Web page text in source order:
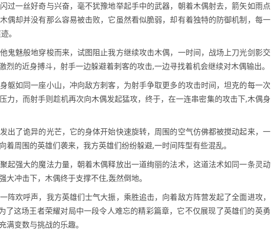
过一丝好奇与兴奋，毫不犹豫地举起手中的武器，朝着木偶射去，箭矢如雨点
偶却并没有那么容易被击败，它虽然看似脆弱，却有着独特的防御机制，每一
。
鬼魅般地穿梭而来，试图阻止我方继续攻击木偶，一时间，战场上刀光剑影交
烈的近身搏斗，射手一边躲避着刺客的攻击,一边寻找着机会继续对木偶输出。
躯如同一座小山，冲向敌方刺客，为射手争取更多的攻击时间，坦克的每一次
力，而射手则趁机再次向木偶发起猛攻，终于，在一连串密集的攻击下,木偶身
出了诡异的光芒，它的身体开始快速旋转，周围的空气仿佛都被搅动起来，一
着周围的英雄们袭来，我方英雄们纷纷躲避,一时间阵型有些混乱。
起强大的魔法力量，朝着木偶释放出一道绚丽的法术，这道法术如同一条灵动
冲击下，木偶终于支撑不住,轰然倒地。
阵欢呼声，我方英雄们士气大振，乘胜追击，向着敌方阵营发起了全面进攻，
了这场王者荣耀对局中一段令人难忘的精彩篇章，它不仅展现了英雄们的英勇
满变数与挑战的乐趣。